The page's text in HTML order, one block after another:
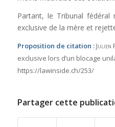
Partant, le Tribunal fédéral
exclusive de la mère et
Proposition de citation : Julien
exclusive lors d’un blocage
https://lawinside.ch/253/
Partager cette